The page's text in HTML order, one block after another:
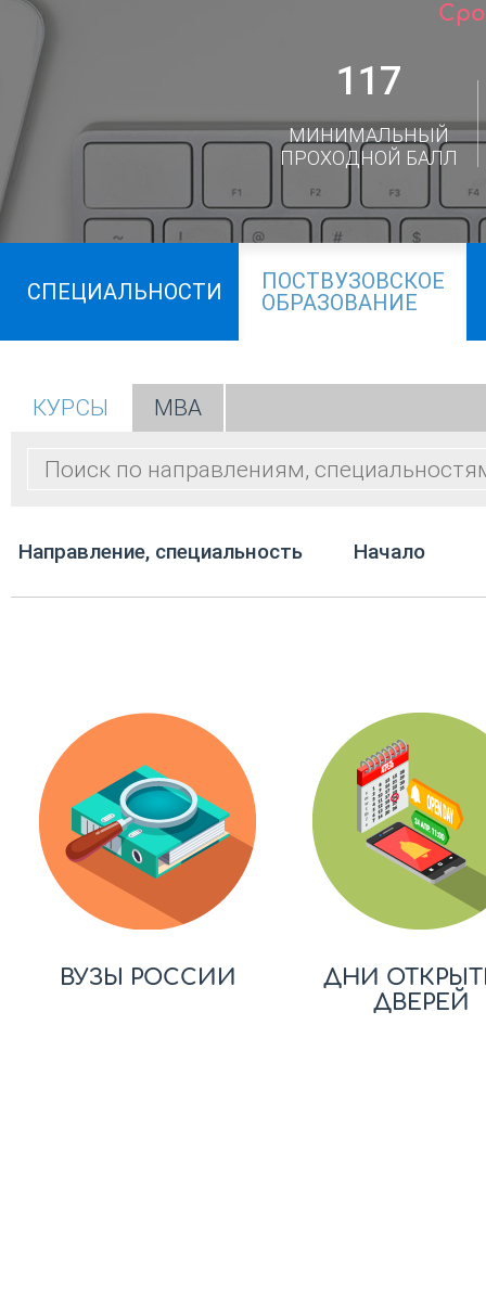
117
МИНИМАЛЬНЫЙ
ПРОХОДНОЙ БАЛЛ
СПЕЦИАЛЬНОСТИ
ПОСТВУЗОВСКОЕ
ОБРАЗОВАНИЕ
КУРСЫ МВА
Направление, специальность Начало
ВУЗЫ РОССИИ
ДНИ
ДВЕРЕЙ